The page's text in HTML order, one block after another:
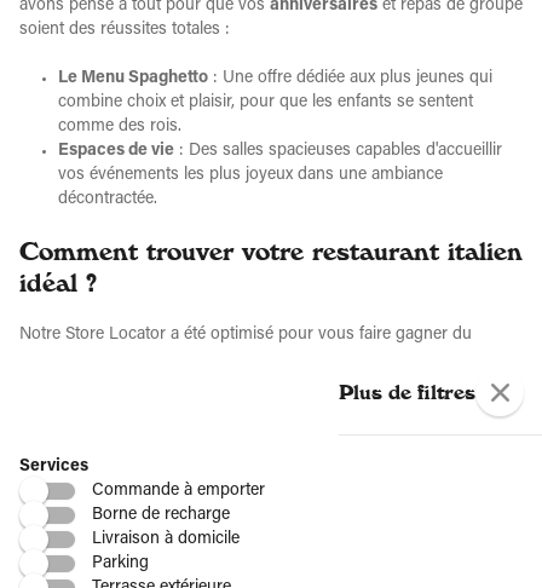
Plus de filtres
Services
Commande à emporter
Borne de recharge
Livraison à domicile
Parking
avons pensé à tout pour que vos anniversaires et repas de groupe
soient des réussites totales :
Le Menu Spaghetto : Une offre dédiée aux plus jeunes qui
combine choix et plaisir, pour que les enfants se sentent
comme des rois.
Espaces de vie : Des salles spacieuses capables d'accueillir
vos événements les plus joyeux dans une ambiance
décontractée.
Comment trouver votre restaurant italien
idéal ?
Notre Store Locator a été optimisé pour vous faire gagner du
conseiller de proximité pour localiser les services dont vous avez
Recherche intuitive
ou votre code postal pour voir apparaître les options les plus
proches.
Fiches détaillées
: Chaque restaurant dispose de sa propre
page avec les horaires, les services spécifiques (terrasse, wifi,
borne de recharge pour voiture électrique) et l'accès direct à la